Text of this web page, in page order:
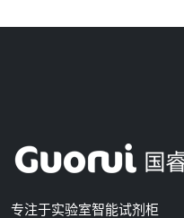
专注于实验室智能试剂柜